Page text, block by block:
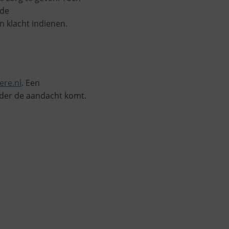
klacht indienen.
. Een
de aandacht komt.